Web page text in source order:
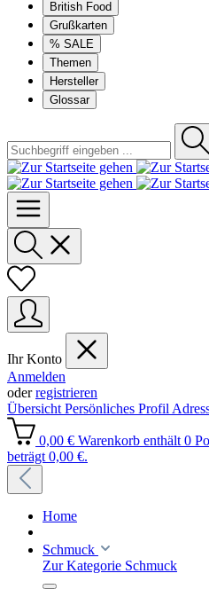
British Food
Grußkarten
% SALE
Themen
Hersteller
Glossar
Ihr Konto
Anmelden
oderregistrieren
Übersicht Persönliches Profil
0,00 € Warenkorb enthält 0
beträgt 0,00 €.
Home
Schmuck
Zur Kategorie Schmuck